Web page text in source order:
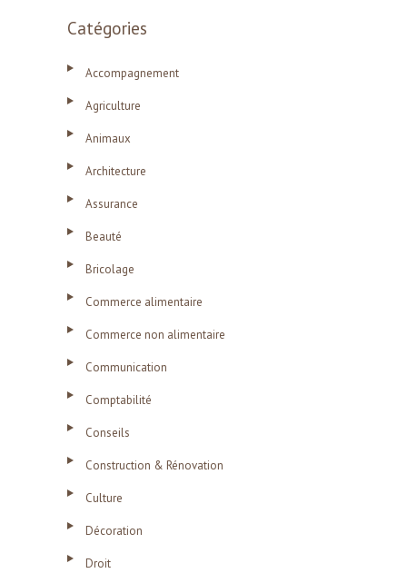
Catégories
Accompagnement
Agriculture
Animaux
Architecture
Assurance
Beauté
Bricolage
Commerce alimentaire
Commerce non alimentaire
Communication
Comptabilité
Conseils
Construction & Rénovation
Culture
Décoration
Droit